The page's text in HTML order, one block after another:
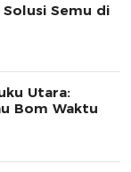
Solusi Semu di
Utara:
Bom Waktu